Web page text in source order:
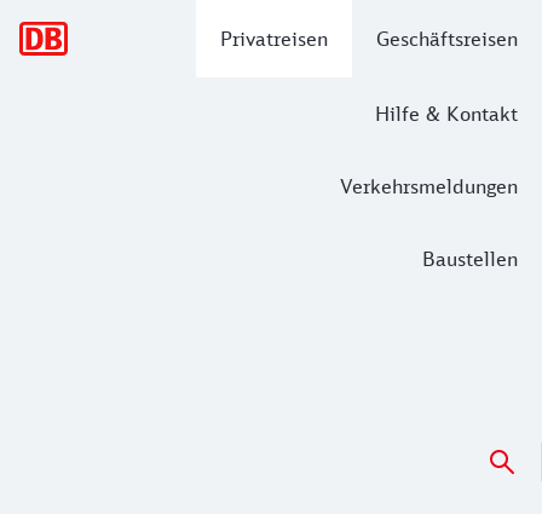
Privatreisen Geschäftsreisen
Hilfe & Kontakt
Verkehrsmeldungen
Baustellen